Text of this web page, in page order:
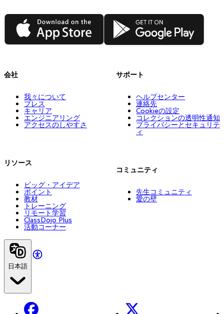
App Store Google Play
会社
我々について
プレス
キャリア
エンジニアリング
アクセスのしやすさ
リソース
ビッグ・アイデア
ポイント
教材
トレーニング
リモート学習
ClassDojo Plus
活動コーナー
サポート
ヘルプセンター
連絡先
Cookieの設定
コレクションの透明性通知
プライバシーとセキュリテ
ィ
コミュニティ
先生コミュニティ
愛の壁
日本語
Facebook X